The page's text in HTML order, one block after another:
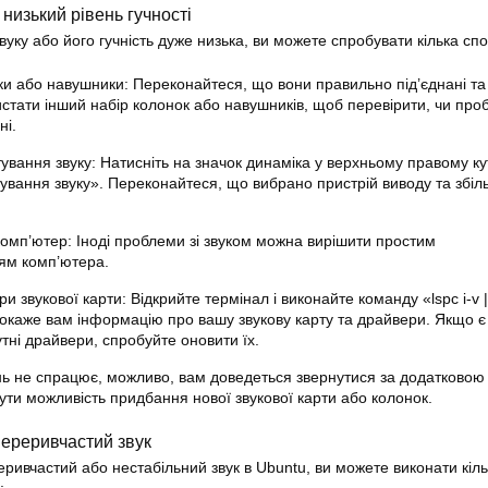
рівень гучності
або його гучність дуже низька, ви можете спробувати кілька
або навушники: Переконайтеся, що вони правильно під’єднані та
інший набір колонок або навушників, щоб перевірити, чи
звуку: Натисніть на значок динаміка у верхньому правому
звуку». Переконайтеся, що вибрано пристрій виводу та
Іноді проблеми зі звуком можна вирішити простим
комп’ютера.
звукової карти: Відкрийте термінал і виконайте команду «lspc i-v
вам інформацію про вашу звукову карту та драйвери. Якщо є
драйвери, спробуйте оновити їх.
не спрацює, можливо, вам доведеться звернутися за додатковою
можливість придбання нової звукової карти або колонок.
звук
або нестабільний звук в Ubuntu, ви можете виконати